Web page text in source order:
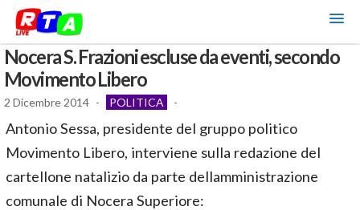
Nocera S. Frazioni escluse da eventi, secondo
Movimento Libero
2 Dicembre 2014 - POLITICA -
Antonio Sessa, presidente del gruppo politico
Movimento Libero, interviene sulla redazione del
cartellone natalizio da parte dellamministrazione
comunale di Nocera Superiore: